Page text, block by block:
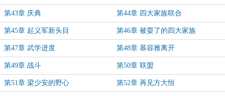
第43章 庆典 第44章 四大家族联合
第45章 起义军新头目 第46章 被耍了的四大家族
第47章 武学进度 第48章 慕容雅离开
第49章 战斗 第50章 联盟
第51章 梁少安的野心 第52章 再见方大恒